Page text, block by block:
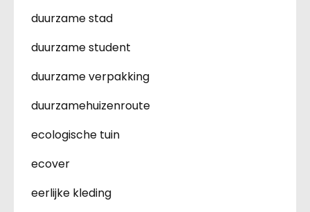
duurzame stad
duurzame student
duurzame verpakking
duurzamehuizenroute
ecologische tuin
ecover
eerlijke kleding